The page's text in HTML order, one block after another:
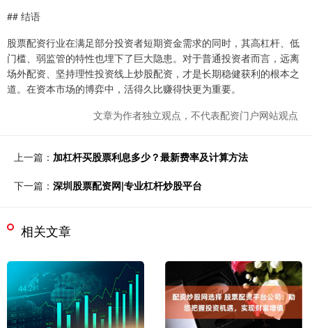
## 结语
股票配资行业在满足部分投资者短期资金需求的同时，其高杠杆、低
门槛、弱监管的特性也埋下了巨大隐患。对于普通投资者而言，远离
场外配资、坚持理性投资线上炒股配资，才是长期稳健获利的根本之
道。在资本市场的博弈中，活得久比赚得快更为重要。
文章为作者独立观点，不代表配资门户网站观点
上一篇： 加杠杆买股票利息多少？最新费率及计算方法
下一篇： 深圳股票配资网|专业杠杆炒股平台
相关文章